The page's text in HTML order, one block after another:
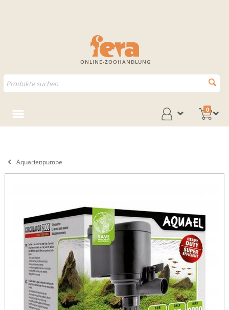
ONLINE-ZOOHANDLUNG
0
Aquarienpumpe